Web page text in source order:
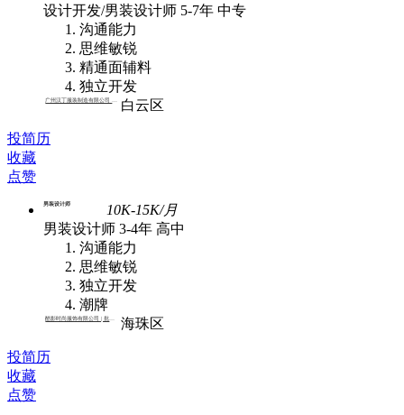
设计开发/男装设计师 5-7年 中专
沟通能力
思维敏锐
精通面辅料
独立开发
白云区
投简历
收藏
点赞
男装设计师
10K-15K/月
男装设计师 3-4年 高中
沟通能力
思维敏锐
独立开发
潮牌
海珠区
投简历
收藏
点赞